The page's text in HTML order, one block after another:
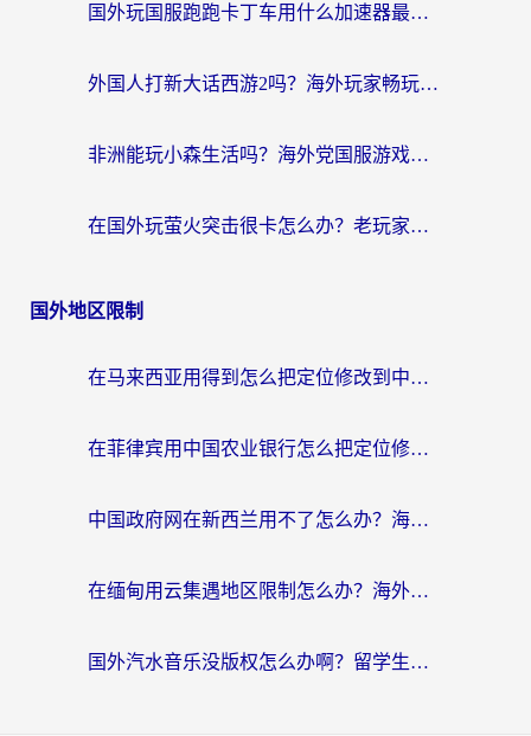
国外玩国服跑跑卡丁车用什么加速器最好？2026真实玩家亲测避坑指南
外国人打新大话西游2吗？海外玩家畅玩国服游戏的终极加速器指南
非洲能玩小森生活吗？海外党国服游戏加速器终极指南（附阿根廷CF手游帕斯卡契约解决方案）
在国外玩萤火突击很卡怎么办？老玩家亲测有效的加速器选择指南
国外地区限制
在马来西亚用得到怎么把定位修改到中国国内？留学生亲测有效的追剧看片攻略
在菲律宾用中国农业银行怎么把定位修改到中国国内？海外华人必看的数字生活解决方案
中国政府网在新西兰用不了怎么办？海外华人追剧看新闻的实用指南
在缅甸用云集遇地区限制怎么办？海外党亲测有效解决方案来了！
国外汽水音乐没版权怎么办啊？留学生亲测有效的回国加速攻略